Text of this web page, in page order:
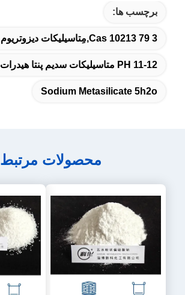
برچسب ها:
Cas 10213 79 3,مِتاسیلیکات دیزوتریوم پنتاهیدرات,متاسیلیکات سدیم 5h2o
PH 11-12 متاسیلیکات سدیم پنتا هیدرات,بازدارندگی موثر خوردگی سدیم متا سیلیکات پنتاهیدرات,پنتاهیدرات سدیم سیلیكات با حلالیت آسان در آب سرد
Sodium Metasilicate 5h2o
محصولات مرتبط